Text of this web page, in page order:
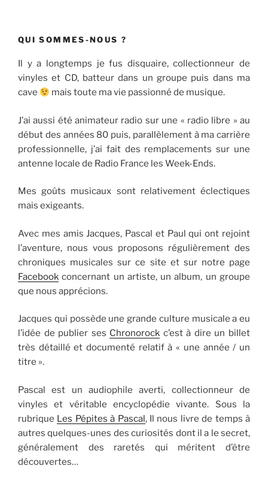
QUI SOMMES-NOUS ?
Il y a longtemps je fus disquaire, collectionneur de
vinyles et CD, batteur dans un groupe puis dans ma
cave
mais toute ma vie passionné de musique.
J’ai aussi été animateur radio sur une « radio libre » au
début des années 80 puis, parallèlement à ma carrière
professionnelle, j’ai fait des remplacements sur une
antenne locale de Radio France les Week-Ends.
Mes goûts musicaux sont relativement éclectiques
mais exigeants.
Avec mes amis Jacques, Pascal et Paul qui ont rejoint
l’aventure, nous vous proposons régulièrement des
chroniques musicales sur ce site et sur notre page
Facebook concernant un artiste, un album, un groupe
que nous apprécions.
Jacques qui possède une grande culture musicale a eu
l’idée de publier ses Chronorock c’est à dire un billet
très détaillé et documenté relatif à « une année / un
titre ».
Pascal est un audiophile averti, collectionneur de
vinyles et véritable encyclopédie vivante. Sous la
rubrique Les Pépites à Pascal, Il nous livre de temps à
autres quelques-unes des curiosités dont il a le secret,
généralement des raretés qui méritent d’être
découvertes…